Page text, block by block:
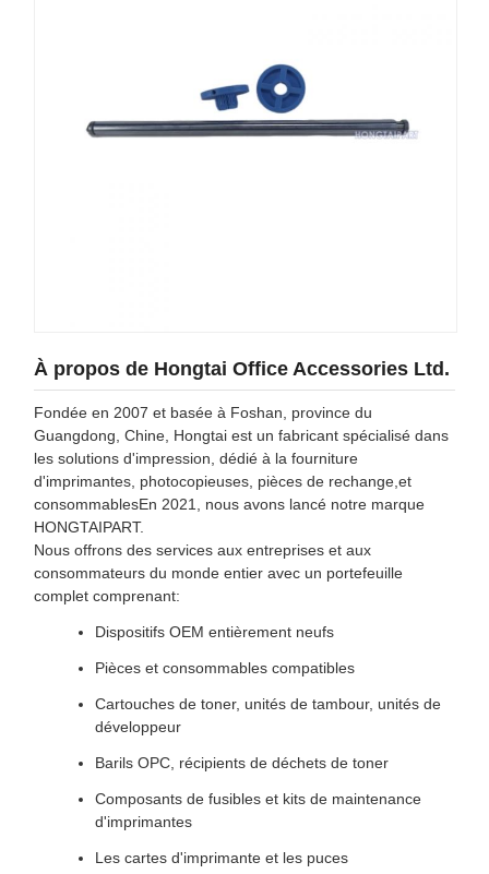
À propos de Hongtai Office Accessories Ltd.
Fondée en 2007 et basée à Foshan, province du
Guangdong, Chine, Hongtai est un fabricant spécialisé dans
les solutions d'impression, dédié à la fourniture
d'imprimantes, photocopieuses, pièces de rechange,et
consommablesEn 2021, nous avons lancé notre marque
HONGTAIPART.
Nous offrons des services aux entreprises et aux
consommateurs du monde entier avec un portefeuille
complet comprenant:
Dispositifs OEM entièrement neufs
Pièces et consommables compatibles
Cartouches de toner, unités de tambour, unités de
développeur
Barils OPC, récipients de déchets de toner
Composants de fusibles et kits de maintenance
d'imprimantes
Les cartes d'imprimante et les puces